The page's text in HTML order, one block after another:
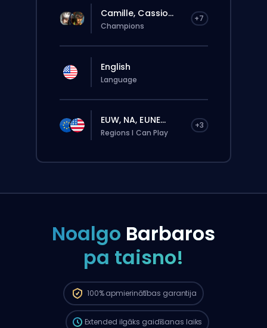
Camille, Cassio... +7
Champions
English
Language
EUW, NA, EUNE... +3
Regions I Can Play
Noalgo Barbaros
pa taisno!
100%apmierinātības garantija
Pasūtījums automātiski tiks piešķirts šim
ilgāks nekā tad, ja tu veiktu parasto
pasūtījumu caur mājaslapu.
Extended ilgāks gaidīšanas laiks